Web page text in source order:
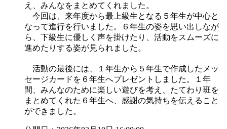
え、みんなをまとめてくれました。
今回は、来年度から最上級生となる５年生が中心と
なって進行を行いました。６年生の姿を思い出しなが
ら、下級生に優しく声を掛けたり、活動をスムーズに
進めたりする姿が見られました。
活動の最後には、１年生から５年生で作成したメッ
セージカードを６年生へプレゼントしました。１年
間、みんなのために楽しい遊びを考え、たてわり班を
まとめてくれた６年生へ、感謝の気持ちを伝えること
ができました。